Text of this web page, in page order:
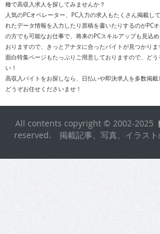
種で高収入求人を探してみませんか？
人気のPCオペレーター、PC入力の求人もたくさん掲載し
れたデータ情報を入力したり原稿を書いたりするのがPC
の方でも可能なお仕事で、将来のPCスキルアップも見込
おりますので、きっとアナタに合ったバイトが見つかりま
面白特集ページもたっぷりご用意しておりますので、ど
い！
高収入バイトをお探しなら、日払いや即決求人を多数掲
どうぞお任せくださいませ！
All contents copyright © 2002-2025
reserved. 掲載記事、写真、イラスト